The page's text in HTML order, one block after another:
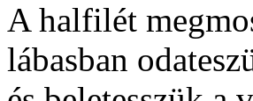
A halfilét
lábasban